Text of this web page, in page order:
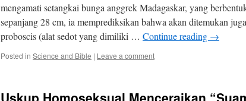
mengamati setangkai bunga anggrek Madagaskar, yang
sepanjang 28 cm, ia memprediksikan bahwa akan ditemukan
proboscis (alat sedot yang dimiliki … Continue reading →
Posted in Science and Bible | Leave a comment
Uskup Homoseksual Menceraikan